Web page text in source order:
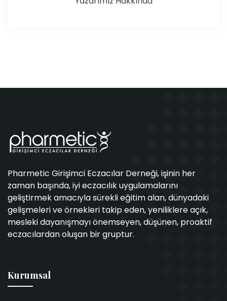
Pharmetic Girişimci Eczacılar Derneği, işinin her
zaman başında, iyi eczacılık uygulamalarını
geliştirmek amacıyla sürekli eğitim alan, dünyadaki
gelişmeleri ve örnekleri takip eden, yeniliklere açık,
mesleki dayanışmayı önemseyen, düşünen, proaktif
eczacılardan oluşan bir gruptur.
Kurumsal